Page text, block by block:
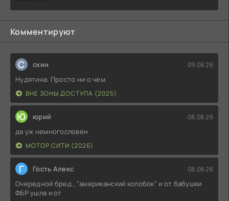
Комментируют
С скин 09.08.26
Нудятина. Просто ни о чем.
ВНЕ ЗОНЫ ДОСТУПА (2025)
Ю юрий 08.08.26
да уж немногословен
МОТОР СИТИ (2026)
Г Гость Алекс 08.08.26
Очередной бред , "американский колобок" и от бабушки
ФБР ушла и от